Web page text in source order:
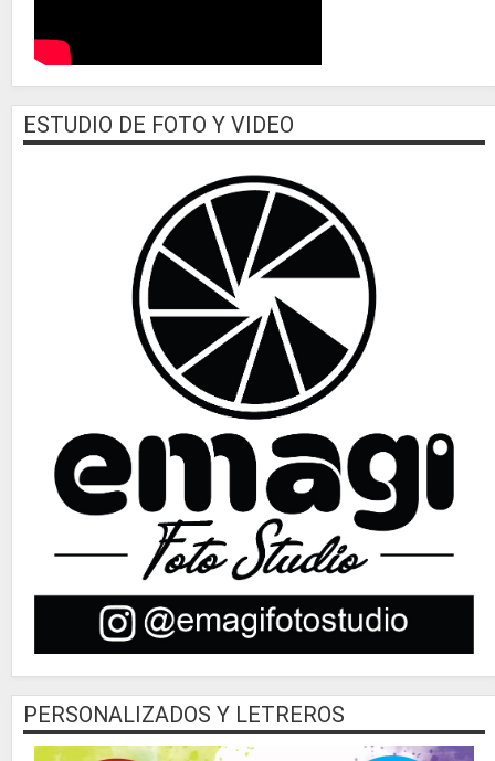
ESTUDIO DE FOTO Y VIDEO
PERSONALIZADOS Y LETREROS